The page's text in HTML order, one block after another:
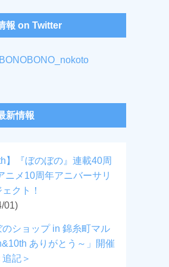
報 on Twitter
新情報
】『ぼのぼの』連載40周
ニメ10周年アニバーサリ
クト！
01)
のショップ in 錦糸町マル
ありがとう～」開催
記＞